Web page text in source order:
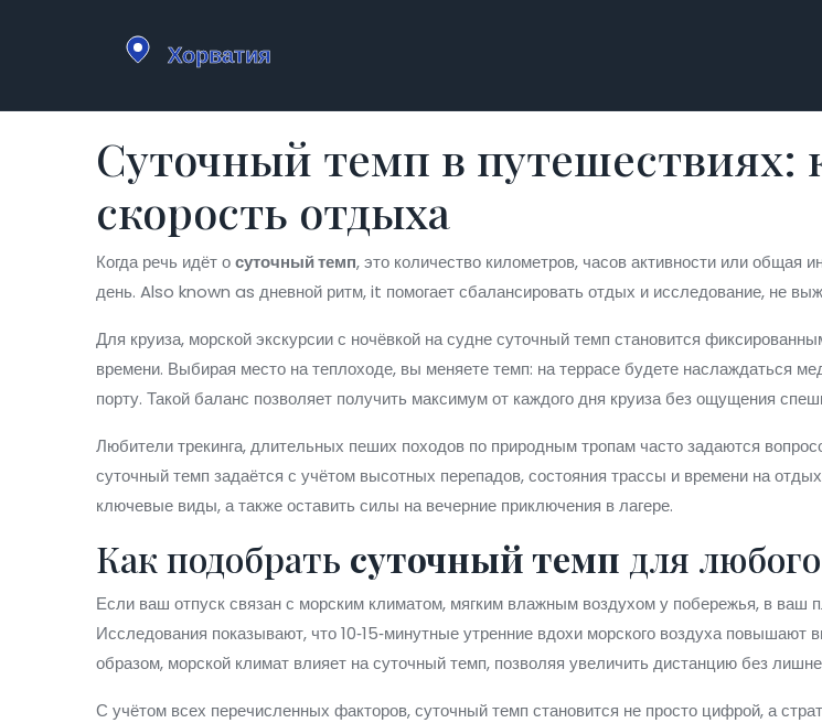
Суточный темп в путешествиях:
скорость отдыха
Когда речь идёт осуточный темп,это количество километров, часов активности или общая
день. Also known as дневной ритм, it помогает сбалансировать отдых и исследование, не
Для круиза, морской экскурсии с ночёвкой на суднесуточный темп становится
времени. Выбирая место на теплоходе, вы меняете темп: на террасе будете наслаждаться
порту. Такой баланс позволяет получить максимум от каждого дня круиза без ощущения
Любителитрекинга,длительных пеших походов по природным тропам часто задаются
суточный темп задаётся с учётом высотных перепадов, состояния трассы и времени на
ключевые виды, а также оставить силы на вечерние приключения в лагере.
Как подобрать суточный темп для
Если ваш отпуск связан с морским климатом, мягким влажным воздухом у побережья, в ваш
Исследования показывают, что 10‑15‑минутные утренние вдохи морского воздуха
образом, морской климат влияет на суточный темп, позволяя увеличить дистанцию без
С учётом всех перечисленных факторов, суточный темп становится не просто цифрой, а